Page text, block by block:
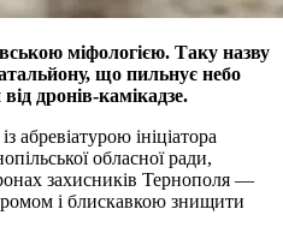
міфологією. Таку назву
що пильнує небо
дронів-камікадзе.
абревіатурою ініціатора
обласної ради,
захисників Тернополя —
і блискавкою знищити